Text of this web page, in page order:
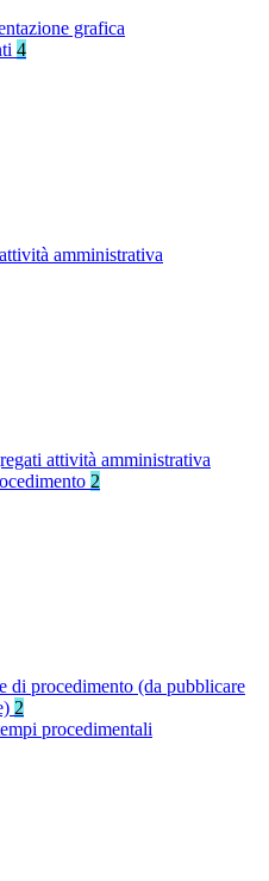
grafica
4
amministrativa
attività amministrativa
2
di procedimento (da pubblicare
2
procedimentali